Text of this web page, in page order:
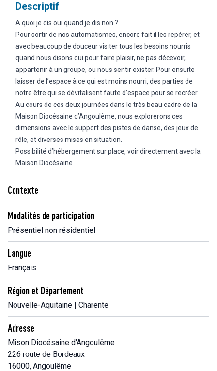
Contexte
Modalités de participation
Présentiel non résidentiel
Langue
Français
Région et Département
Nouvelle-Aquitaine | Charente
Adresse
Mison Diocésaine d'Angoulême
226 route de Bordeaux
16000, Angoulême
Descriptif
A quoi je dis oui quand je dis non ?
Pour sortir de nos automatismes, encore fait il les repérer, et
avec beaucoup de douceur visiter tous les besoins nourris
quand nous disons oui pour faire plaisir, ne pas décevoir,
appartenir à un groupe, ou nous sentir exister. Pour ensuite
laisser de l’espace à ce qui est moins nourri, des parties de
notre être qui se dévitalisent faute d’espace pour se recréer.
Au cours de ces deux journées dans le très beau cadre de la
Maison Diocésaine d’Angoulême, nous explorerons ces
dimensions avec le support des pistes de danse, des jeux de
rôle, et diverses mises en situation.
Possibilité d’hébergement sur place, voir directement avec la
Maison Diocésaine